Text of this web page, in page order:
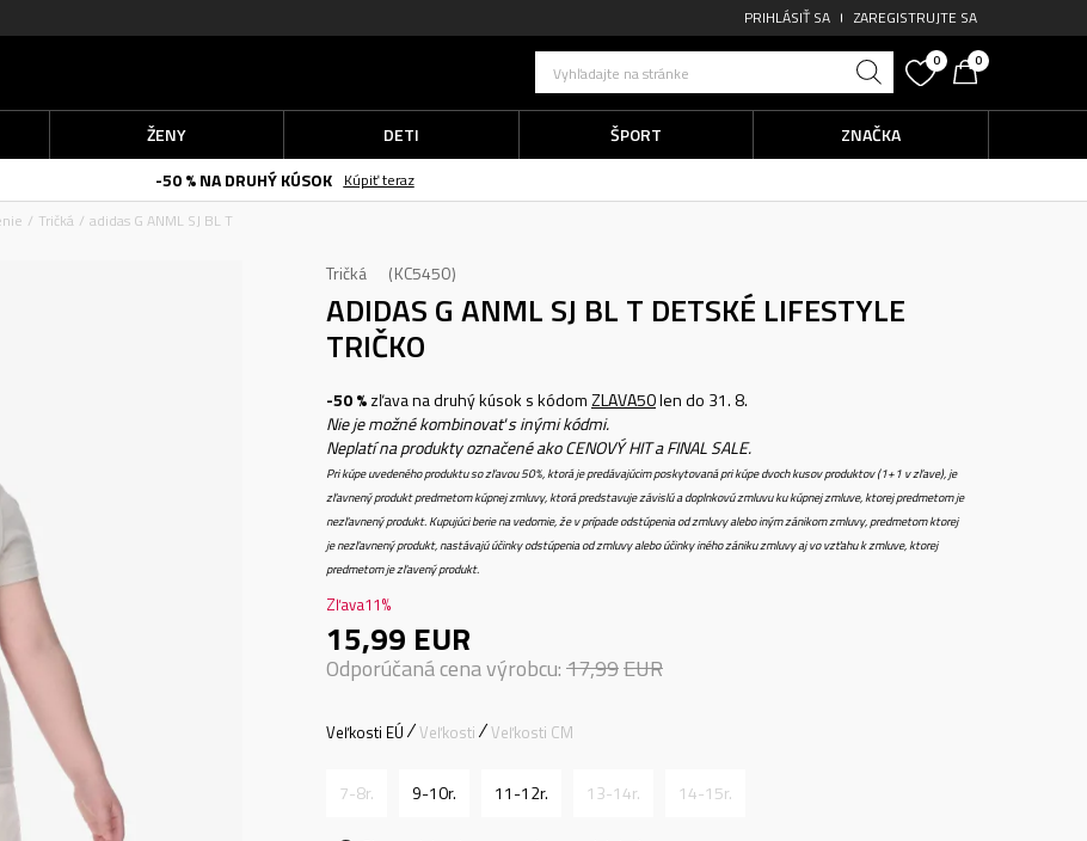
PRIHLÁSIŤ SA ZAREGISTRUJTE SA
Vyhľadajte na stránke
0 0
ŽENY DETI ŠPORT
ZNAČKA
-50 % NA DRUHÝ KÚSOK
Kúpiť teraz
Tričká adidas G ANML SJ BL T
Tričká KC5450
ADIDAS G ANML SJ BL T DETSKÉ LIFESTYLE
TRIČKO
-50 %zľava na druhý kúsok s kódomZLAVA50len do 31. 8.
Nie je možné kombinovať s inými kódmi.
Neplatí na produkty označené ako CENOVÝ HIT a FINAL SALE.
Pri kúpe uvedeného produktu so zľavou 50%, ktorá je predávajúcim poskytovaná pri kúpe dvoch kusov produktov (1+1 v zľave), je
zľavnený produkt predmetom kúpnej zmluvy, ktorá predstavuje závislú a doplnkovú zmluvu ku kúpnej zmluve, ktorej predmetom je
nezľavnený produkt. Kupujúci berie na vedomie, že v prípade odstúpenia od zmluvy alebo iným zánikom zmluvy, predmetom ktorej
je nezľavnený produkt, nastávajú účinky odstúpenia od zmluvy alebo účinky iného zániku zmluvy aj vo vzťahu k zmluve, ktorej
predmetom je zľavený produkt.
Zľava11%
15,99 EUR
Odporúčaná cena výrobcu:17,99EUR
Veľkosti EÚ Veľkosti Veľkosti CM
7-8r. 9-10r. 11-12r. 13-14r. 14-15r.